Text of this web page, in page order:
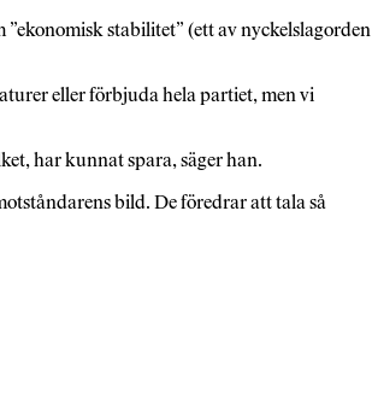
stabilitet” (ett av
eller förbjuda hela partiet, men vi
har kunnat spara, säger han.
bild. De föredrar att tala så